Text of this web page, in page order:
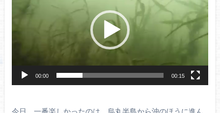
00:00 00:15
今日、一番楽しかったのは、烏丸半島から沖のほうに進ん